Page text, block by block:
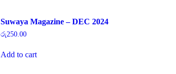
Suwaya Magazine – DEC 2024
රු250.00
Add to cart